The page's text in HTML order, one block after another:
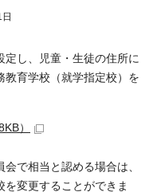
定し、児童・生徒の住所に
教育学校（就学指定校）を
）
で相当と認める場合は、
変更することができま